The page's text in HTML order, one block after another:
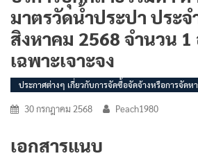
มาตรวัดน้ำประปา ประจ
สิงหาคม 2568 จำนวน 1
เฉพาะเจาะจง
ประกาศต่างๆ เกี่ยวกับการจัดซื้อจัดจ้างหรือการจัดห
30 กรกฎาคม 2568 Peach1980
เอกสารแนบ